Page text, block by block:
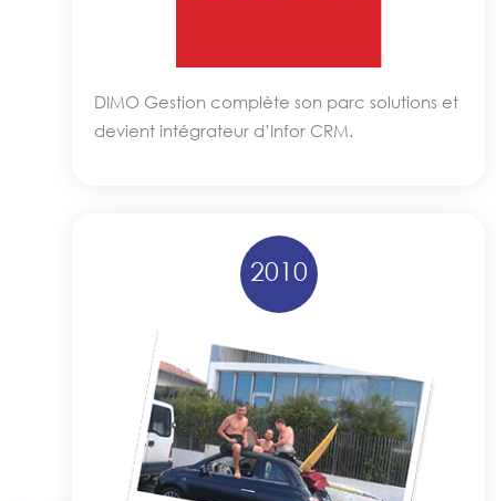
DIMO Gestion complète son parc solutions et
devient intégrateur d’Infor CRM.
2010